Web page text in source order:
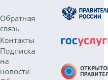
Обратная
связь
Контакты
Подписка
на
новости